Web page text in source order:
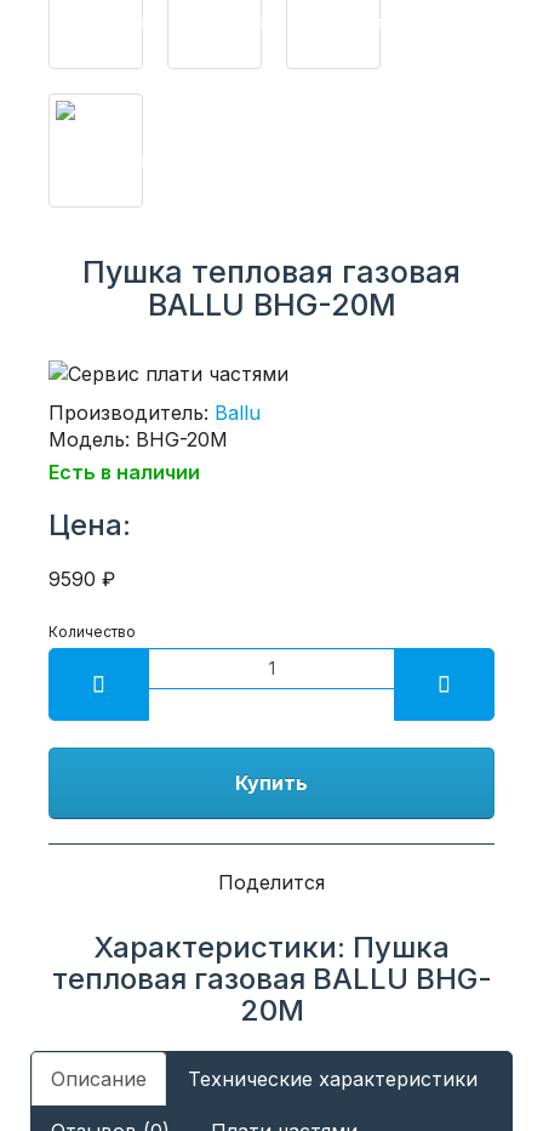
Пушка тепловая газовая
BALLU BHG-20M
Производитель: Ballu
Модель: BHG-20M
Есть в наличии
Цена:
9590 ₽
Количество
Купить
Поделится
Характеристики: Пушка
тепловая газовая BALLU BHG-
20M
Описание Технические характеристики